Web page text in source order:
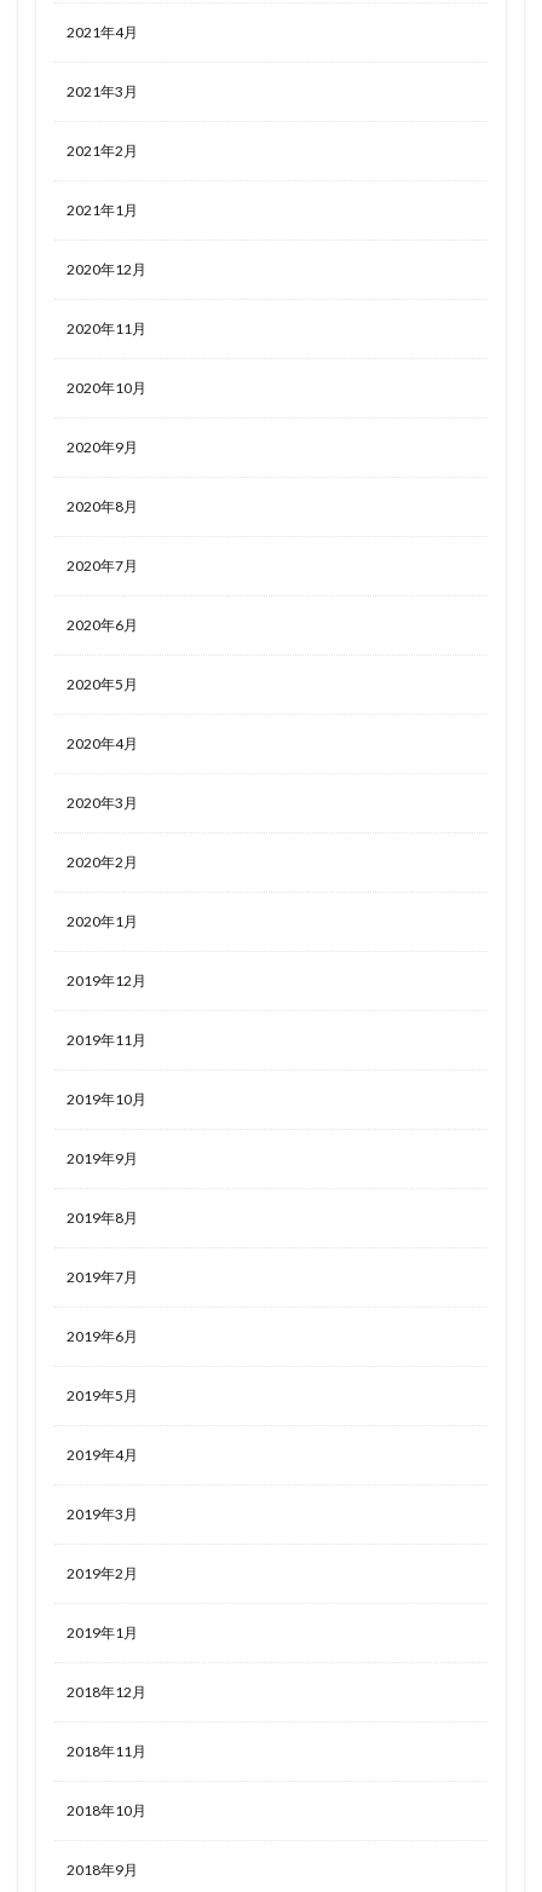
2021年4月
2021年3月
2021年2月
2021年1月
2020年12月
2020年11月
2020年10月
2020年9月
2020年8月
2020年7月
2020年6月
2020年5月
2020年4月
2020年3月
2020年2月
2020年1月
2019年12月
2019年11月
2019年10月
2019年9月
2019年8月
2019年7月
2019年6月
2019年5月
2019年4月
2019年3月
2019年2月
2019年1月
2018年12月
2018年11月
2018年10月
2018年9月